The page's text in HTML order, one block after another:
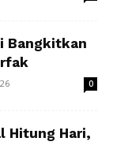
Bangkitkan
0
Hitung Hari,